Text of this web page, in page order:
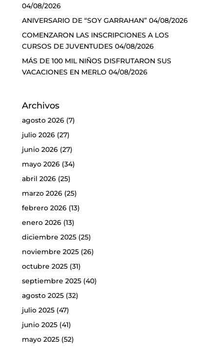
04/08/2026
ANIVERSARIO DE “SOY GARRAHAN” 04/08/2026
COMENZARON LAS INSCRIPCIONES A LOS
CURSOS DE JUVENTUDES 04/08/2026
MÁS DE 100 MIL NIÑOS DISFRUTARON SUS
VACACIONES EN MERLO 04/08/2026
Archivos
agosto 2026(7)
julio 2026(27)
junio 2026(27)
mayo 2026(34)
abril 2026(25)
marzo 2026(25)
febrero 2026(13)
enero 2026(13)
diciembre 2025(25)
noviembre 2025(26)
octubre 2025(31)
septiembre 2025(40)
agosto 2025(32)
julio 2025(47)
junio 2025(41)
mayo 2025(52)